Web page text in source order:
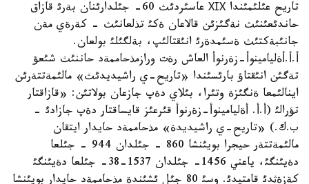
تاريح عئلئمئندا ХІХ عاسئردئث 60- جئلدارئنان بةرئ قازاق
حاندئعئنئث نةگئزئن قالاعان ةكئ تذلعانئث - كةرةي مةن
جانئبةكتئث ةسئمدةرئ انئقتالئپ، بةلگئلئ بولعان.
أ.أ.أةليامينوأ-زةرنوأ العاش رةت ورازمذحاممةد حاننئث شئعؤ
تةگئن انئقتاؤ بارئسئندا «تاريح-ي راشيديدئث» مالئمةتتةرئن
اينالئمعا ةنگئزة وتئرا، بئلاي دةپ جازعان بولاتئن: «قازاقتار
تؤرالئ (أ.أ. أةليامينوأ-زةرنوأ قئرعئز قايساقتار دةپ جازادئ -
ب.ك.) «تاريح-ي راشيديدة» مذحاممةد حايدار ايتقان
مالئمةتتةر حيجرا بويئنشا 860 - جئلدان 944 - جئلعا
دةيئنگئ، ياعني 1456- جئلدان 1537-38- جئلعا دةيئنگئ